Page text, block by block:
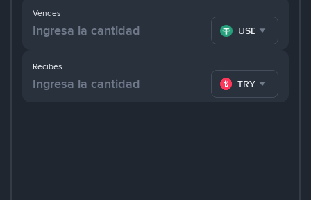
Recibes
TRY
Vendes
USDT